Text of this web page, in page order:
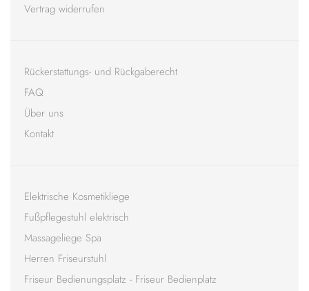
Vertrag widerrufen
Rückerstattungs- und Rückgaberecht
FAQ
Über uns
Kontakt
Elektrische Kosmetikliege
Fußpflegestuhl elektrisch
Massageliege Spa
Herren Friseurstuhl
Friseur Bedienungsplatz - Friseur Bedienplatz